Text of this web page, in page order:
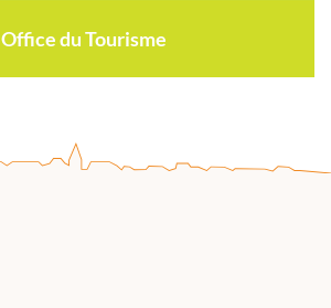
Office du Tourisme